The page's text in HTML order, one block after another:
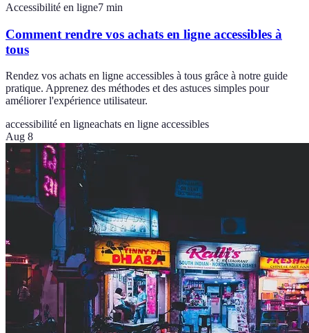
Accessibilité en ligne7 min
Comment rendre vos achats en ligne accessibles à
tous
Rendez vos achats en ligne accessibles à tous grâce à notre guide
pratique. Apprenez des méthodes et des astuces simples pour
améliorer l'expérience utilisateur.
accessibilité en ligneachats en ligne accessibles
Aug 8